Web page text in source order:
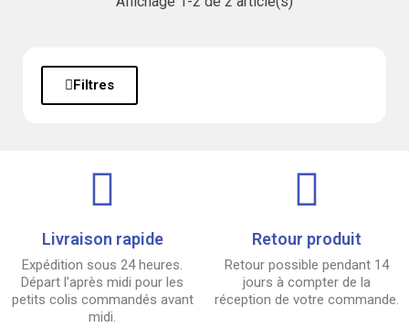
Filtres
Livraison rapide
Expédition sous 24 heures.
Départ l'après midi pour les
petits colis commandés avant
midi.
Retour produit
Retour possible pendant 14
jours à compter de la
réception de votre commande.